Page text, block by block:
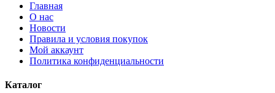
Главная
О нас
Новости
Правила и условия покупок
Мой аккаунт
Политика конфиденциальности
Каталог